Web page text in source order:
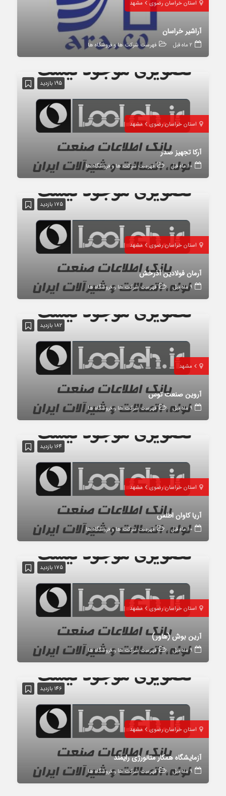
استان خراسان رضوی مشهد
آراشیر خراسان
2 ماه قبل فهرست شرکت ها و فروشگاه ها
195 بازدید
استان خراسان رضوی مشهد
آرکا تجهیز صدر
10 ماه قبل فهرست شرکت ها و فروشگاه ها
175 بازدید
استان خراسان رضوی مشهد
آرمان فولادین آذرخش
9 ماه قبل فهرست شرکت ها و فروشگاه ها
182 بازدید
مشهد
آروین صنعت توس
9 ماه قبل فهرست شرکت ها و فروشگاه ها
164 بازدید
استان خراسان رضوی مشهد
آریا کاوان اطلس
10 ماه قبل فهرست شرکت ها و فروشگاه ها
175 بازدید
استان خراسان رضوی مشهد
آرین بوش (هاور)
9 ماه قبل فهرست شرکت ها و فروشگاه ها
146 بازدید
استان خراسان رضوی مشهد
آزمایشگاه همکار متالورژی رایمند
9 ماه قبل فهرست شرکت ها و فروشگاه ها